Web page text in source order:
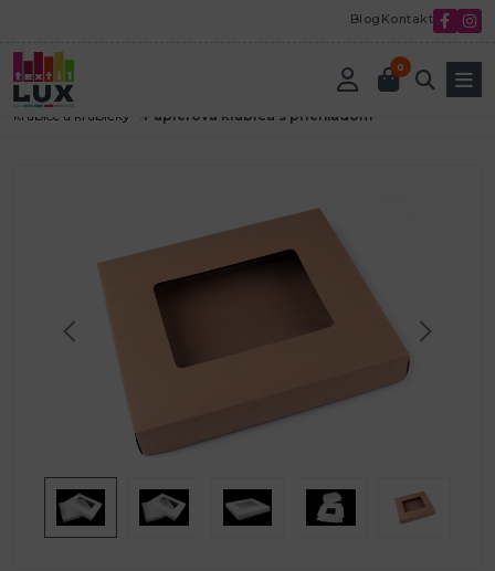
Blog Kontakt
0
Úvod
Darčekové vrecúška, tašky a krabice
krabice a krabičky
Papierová krabica s priehľadom